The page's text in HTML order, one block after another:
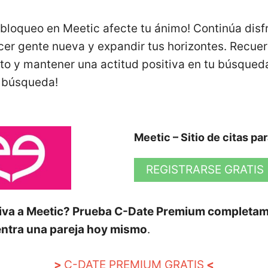
en Meetic afecte tu ánimo! Continúa
gente nueva y expandir tus horizontes.
y mantener una actitud positiva en tu
Meetic – Sitio de citas
REGISTRARSE GRATIS
a Meetic? Prueba C-Date Premium
una pareja hoy mismo.
> C-DATE PREMIUM GRATIS <